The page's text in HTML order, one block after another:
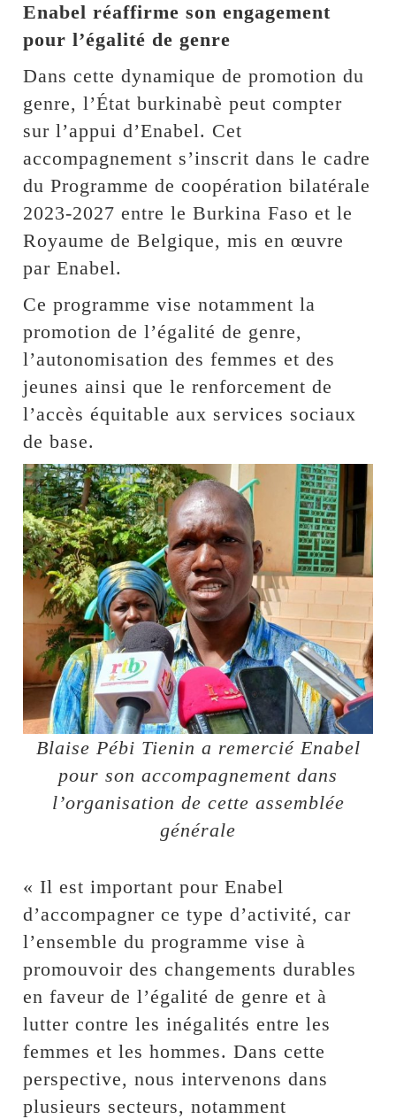
Enabel réaffirme son engagement
pour l’égalité de genre
Dans cette dynamique de promotion du
genre, l’État burkinabè peut compter
sur l’appui d’Enabel. Cet
accompagnement s’inscrit dans le cadre
du Programme de coopération bilatérale
2023-2027 entre le Burkina Faso et le
Royaume de Belgique, mis en œuvre
par Enabel.
Ce programme vise notamment la
promotion de l’égalité de genre,
l’autonomisation des femmes et des
jeunes ainsi que le renforcement de
l’accès équitable aux services sociaux
de base.
Blaise Pébi Tienin a remercié Enabel
pour son accompagnement dans
l’organisation de cette assemblée
générale
« Il est important pour Enabel
d’accompagner ce type d’activité, car
l’ensemble du programme vise à
promouvoir des changements durables
en faveur de l’égalité de genre et à
lutter contre les inégalités entre les
femmes et les hommes. Dans cette
perspective, nous intervenons dans
plusieurs secteurs, notamment